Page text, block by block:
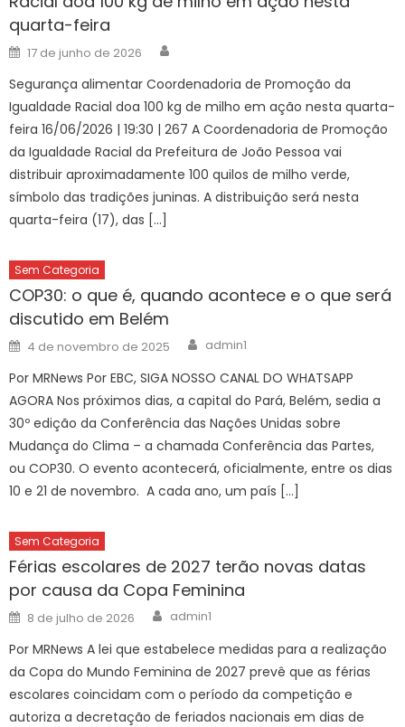
quarta-feira
Posted
on
17 de junho de 2026
Segurança alimentar Coordenadoria de Promoção da
Igualdade Racial doa 100 kg de milho em ação nesta quarta-
feira 16/06/2026 | 19:30 | 267 A Coordenadoria de Promoção
da Igualdade Racial da Prefeitura de João Pessoa vai
distribuir aproximadamente 100 quilos de milho verde,
símbolo das tradições juninas. A distribuição será nesta
quarta-feira (17), das […]
Sem Categoria
COP30: o que é, quando acontece e o que será
discutido em Belém
Posted
on
4 de novembro de 2025 Author
admin1
Por MRNews Por EBC, SIGA NOSSO CANAL DO WHATSAPP
AGORA Nos próximos dias, a capital do Pará, Belém, sedia a
30º edição da Conferência das Nações Unidas sobre
Mudança do Clima – a chamada Conferência das Partes,
ou COP30. O evento acontecerá, oficialmente, entre os dias
10 e 21 de novembro. A cada ano, um país […]
Sem Categoria
Férias escolares de 2027 terão novas datas
por causa da Copa Feminina
Posted
on
8 de julho de 2026 Author
admin1
Por MRNews A lei que estabelece medidas para a realização
da Copa do Mundo Feminina de 2027 prevê que as férias
escolares coincidam com o período da competição e
autoriza a decretação de feriados nacionais em dias de